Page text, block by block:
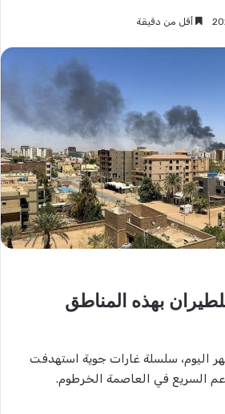
أقل من دقيقة
بهذه المناطق
اليوم، سلسلة غارات جوية استهدفت
السريع في العاصمة الخرطوم.